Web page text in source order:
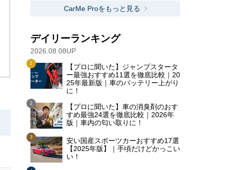
CarMe Proをもっと見る
デイリーランキング
2026.08.08UP
【プロに聞いた】ジャンプスタータ
ー最強おすすめ11選を徹底比較｜20
25年最新版｜車のバッテリー上がり
に！
【プロに聞いた】車の消臭剤のおす
すめ最強24選を徹底比較｜2026年
版｜車内の匂い取りに！
安い国産スポーツカーおすすめ17選
【2025年版】｜手頃だけどかっこい
い！